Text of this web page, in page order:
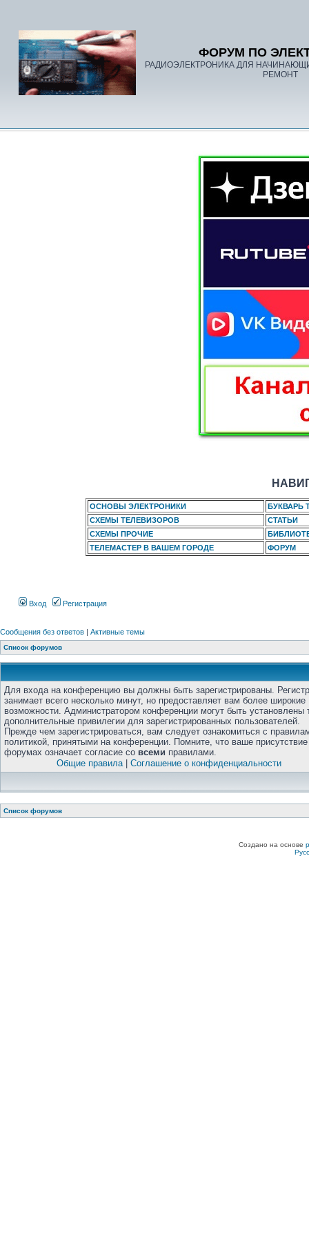
ФОРУМ ПО
РАДИОЭЛЕКТРОНИКА ДЛЯ
РЕМОНТ
ОСНОВЫ ЭЛЕКТРОНИКИ
БУКВАРЬ
СХЕМЫ ТЕЛЕВИЗОРОВ
СТАТЬИ
СХЕМЫ ПРОЧИЕ
ТЕЛЕМАСТЕР В ВАШЕМ ГОРОДЕ
ФОРУМ
Вход Регистрация
Сообщения без ответов | Активные темы
Список форумов
Для входа на конференцию вы должны быть зарегистрированы.
занимает всего несколько минут, но предоставляет вам более широкие
возможности. Администратором конференции могут быть установлены
дополнительные привилегии для зарегистрированных пользователей.
Прежде чем зарегистрироваться, вам следует ознакомиться с
политикой, принятыми на конференции. Помните, что ваше
форумах означает согласие со всеми правилами.
Общие правила| Соглашение о конфиденциальности
Список форумов
Создано на основе